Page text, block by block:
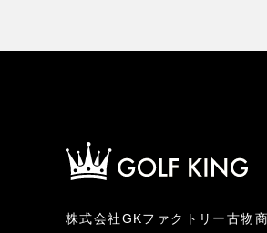
株式会社GKファクトリー古物